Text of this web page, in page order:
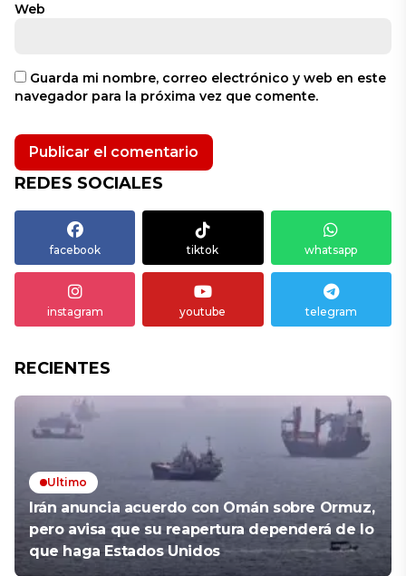
Web
Guarda mi nombre, correo electrónico y web en este
navegador para la próxima vez que comente.
REDES SOCIALES
facebook tiktok whatsapp
instagram youtube telegram
RECIENTES
Ultimo
Irán anuncia acuerdo con Omán sobre Ormuz,
pero avisa que su reapertura dependerá de lo
que haga Estados Unidos